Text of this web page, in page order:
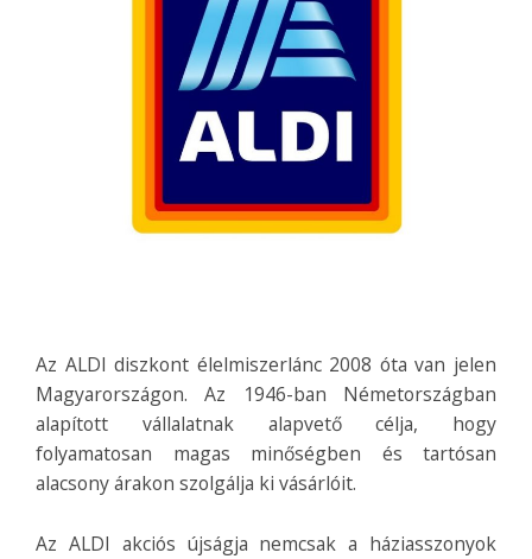
Az ALDI diszkont élelmiszerlánc 2008 óta van jelen
Magyarországon. Az 1946-ban Németországban
alapított vállalatnak alapvető célja, hogy
folyamatosan magas minőségben és tartósan
alacsony árakon szolgálja ki vásárlóit.
Az ALDI akciós újságja nemcsak a háziasszonyok